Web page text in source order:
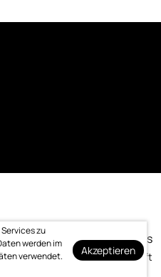
Bewertung Logo-Downloads
Made with ❤️ by bitcraft
zu
werden im
verwendet.
Akzeptieren